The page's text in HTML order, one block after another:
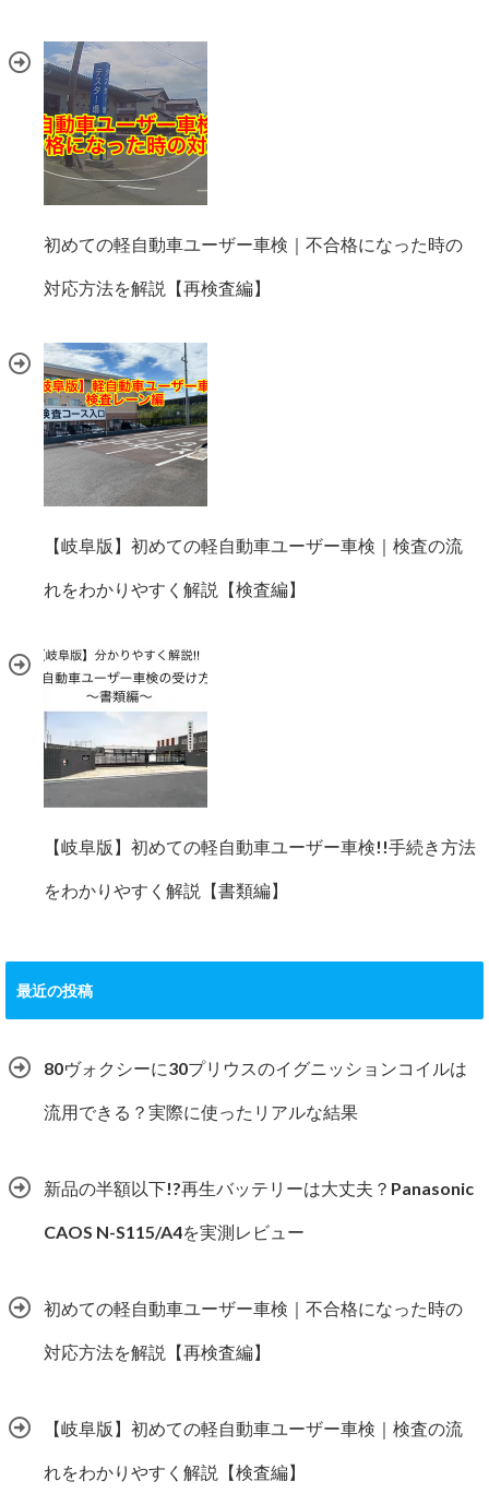
初めての軽自動車ユーザー車検｜不合格になった時の
対応方法を解説【再検査編】
【岐阜版】初めての軽自動車ユーザー車検｜検査の流
れをわかりやすく解説【検査編】
【岐阜版】初めての軽自動車ユーザー車検!!手続き方法
をわかりやすく解説【書類編】
最近の投稿
80ヴォクシーに30プリウスのイグニッションコイルは
流用できる？実際に使ったリアルな結果
新品の半額以下!?再生バッテリーは大丈夫？Panasonic
CAOS N-S115/A4を実測レビュー
初めての軽自動車ユーザー車検｜不合格になった時の
対応方法を解説【再検査編】
【岐阜版】初めての軽自動車ユーザー車検｜検査の流
れをわかりやすく解説【検査編】